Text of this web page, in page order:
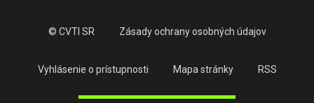
© CVTI SR Zásady ochrany osobných údajov
Vyhlásenie o prístupnosti Mapa stránky RSS